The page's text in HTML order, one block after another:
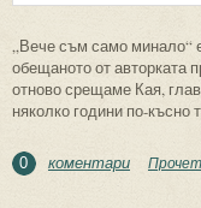
„Вече съм само минало“
обещаното от авторката
отново срещаме Кая,
няколко години по-късно
0 коментари